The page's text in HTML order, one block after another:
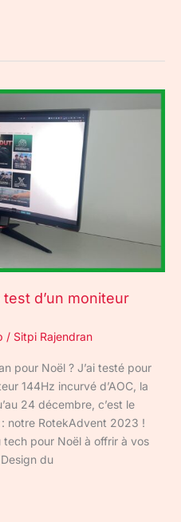
test d’un moniteur
/ Sitpi Rajendran
pour Noël ? J’ai testé pour
144Hz incurvé d’AOC, la
24 décembre, c’est le
: notre RotekAdvent 2023 !
pour Noël à offrir à vos
Design du